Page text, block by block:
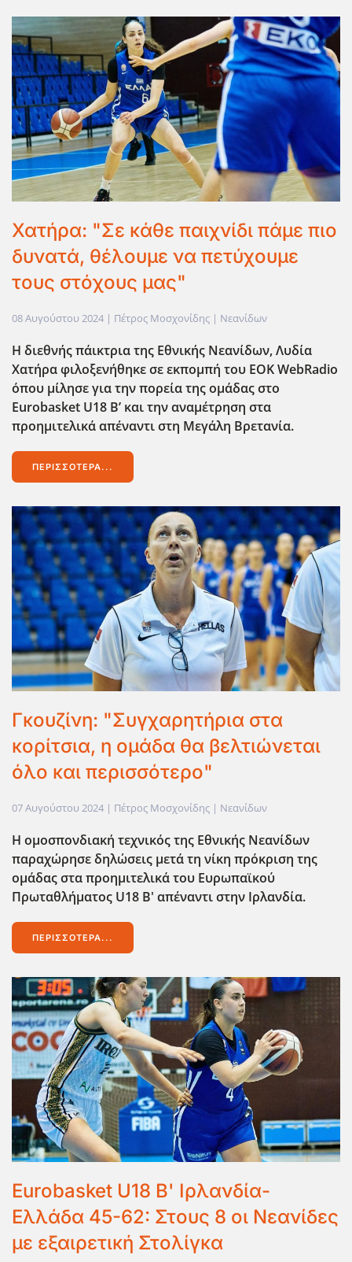
Χατήρα: "Σε κάθε παιχνίδι πάμε πιο
δυνατά, θέλουμε να πετύχουμε
τους στόχους μας"
08 Αυγούστου 2024 | Πέτρος Μοσχονίδης | Νεανίδων
Η διεθνής πάικτρια της Εθνικής Νεανίδων, Λυδία
Χατήρα φιλοξενήθηκε σε εκπομπή του EOK WebRadio
όπου μίλησε για την πορεία της ομάδας στο
Eurobasket U18 Β’ και την αναμέτρηση στα
προημιτελικά απέναντι στη Μεγάλη Βρετανία.
ΠΕΡΙΣΣΌΤΕΡΑ...
Γκουζίνη: "Συγχαρητήρια στα
κορίτσια, η ομάδα θα βελτιώνεται
όλο και περισσότερο"
07 Αυγούστου 2024 | Πέτρος Μοσχονίδης | Νεανίδων
Η ομοσπονδιακή τεχνικός της Εθνικής Νεανίδων
παραχώρησε δηλώσεις μετά τη νίκη πρόκριση της
ομάδας στα προημιτελικά του Ευρωπαϊκού
Πρωταθλήματος U18 B' απέναντι στην Ιρλανδία.
ΠΕΡΙΣΣΌΤΕΡΑ...
Eurobasket U18 B' Ιρλανδία-
Ελλάδα 45-62: Στους 8 οι Νεανίδες
με εξαιρετική Στολίγκα